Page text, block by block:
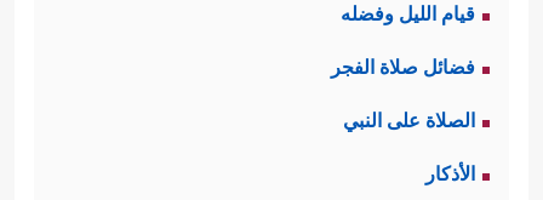
قيام الليل وفضله
فضائل صلاة الفجر
الصلاة على النبي
الأذكار